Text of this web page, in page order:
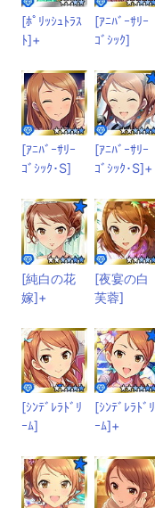
[ﾎﾟﾘｯｼｭﾄﾗｽ
ﾄ]+
[ｱﾆﾊﾞｰｻﾘｰ
ｺﾞｼｯｸ]
[ｱﾆﾊﾞｰｻﾘｰ
ｺﾞｼｯｸ･S]
[ｱﾆﾊﾞｰｻﾘｰ
ｺﾞｼｯｸ･S]+
[純白の花
嫁]+
[夜宴の白
芙蓉]
[ｼﾝﾃﾞﾚﾗﾄﾞﾘ
ｰﾑ]
[ｼﾝﾃﾞﾚﾗﾄﾞﾘ
ｰﾑ]+